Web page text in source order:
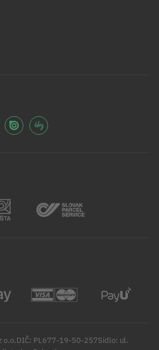
o.o.DIČ: PL677-19-50-257Sídlo: ul.